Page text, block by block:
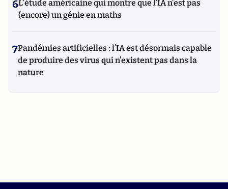
6L’étude américaine qui montre que l’IA n’est pas
(encore) un génie en maths
7Pandémies artificielles : l’IA est désormais capable
de produire des virus qui n’existent pas dans la
nature